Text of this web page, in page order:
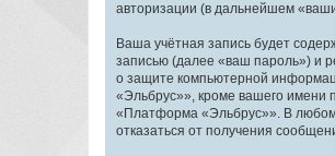
авторизации (в дальнейшем
Ваша учётная запись будет
записью (далее «ваш пароль») и
о защите компьютерной
«Эльбрус»», кроме вашего имени
«Платформа «Эльбрус»». В любом
отказаться от получения